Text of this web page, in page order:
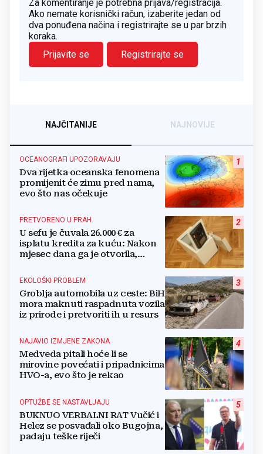
Za komentiranje je potrebna prijava/registracija.
Ako nemate korisnički račun, izaberite jedan od
dva ponuđena načina i registrirajte se u par brzih
koraka.
Prijavite se
Registrirajte se
NAJČITANIJE NAJNOVIJE
1
OCEANOGRAFI UPOZORAVAJU
Dva rijetka oceanska fenomena
promijenit će zimu pred nama,
evo što nas očekuje
2
PRETVORENO U PRAH
U sefu je čuvala 26.000 € za
isplatu kredita za kuću: Nakon
mjesec dana ga je otvorila,
3
EKOLOŠKI PROBLEM
Groblja automobila uz ceste: BiH
mora maknuti raspadnuta vozila
iz prirode i pretvoriti ih u resurs
4
NAJAVIO IZMJENE ZAKONA
Medveda pitali hoće li se
mirovine povećati i pripadnicima
HVO-a, evo što je rekao
5
OPTUŽBE SE NASTAVLJAJU
BUKNUO VERBALNI RAT Vučić i
Helez se posvađali oko Bugojna,
padaju teške riječi